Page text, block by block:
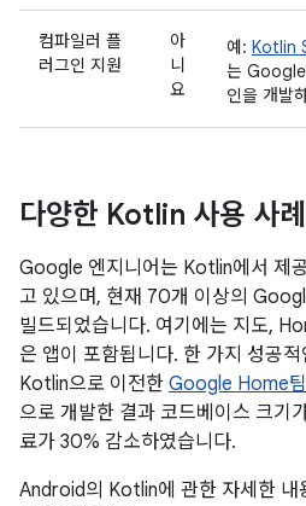
컴파일러 플
러그인 지원
아
니
요
예: Kotlin
는 Google
인을 개발
다양한 Kotlin 사용 사례
Google 엔지니어는 Kotlin에서 제
고 있으며, 현재 70개 이상의
빌드되었습니다. 여기에는 지도,
은 앱이 포함됩니다. 한 가지 성공
Kotlin으로 이전한 Google Home팀
으로 개발한 결과 코드베이스 크기
료가 30% 감소하였습니다.
Android의 Kotlin에 관한 자세한 내